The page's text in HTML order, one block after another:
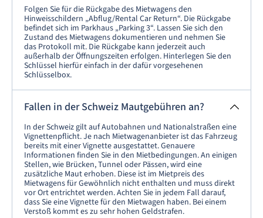
Folgen Sie für die Rückgabe des Mietwagens den
Hinweisschildern „Abflug/Rental Car Return“. Die Rückgabe
befindet sich im Parkhaus „Parking 3“. Lassen Sie sich den
Zustand des Mietwagens dokumentieren und nehmen Sie
das Protokoll mit. Die Rückgabe kann jederzeit auch
außerhalb der Öffnungszeiten erfolgen. Hinterlegen Sie den
Schlüssel hierfür einfach in der dafür vorgesehenen
Schlüsselbox.
Fallen in der Schweiz Mautgebühren an?
In der Schweiz gilt auf Autobahnen und Nationalstraßen eine
Vignettenpflicht. Je nach Mietwagenanbieter ist das Fahrzeug
bereits mit einer Vignette ausgestattet. Genauere
Informationen finden Sie in den Mietbedingungen. An einigen
Stellen, wie Brücken, Tunnel oder Pässen, wird eine
zusätzliche Maut erhoben. Diese ist im Mietpreis des
Mietwagens für Gewöhnlich nicht enthalten und muss direkt
vor Ort entrichtet werden. Achten Sie in jedem Fall darauf,
dass Sie eine Vignette für den Mietwagen haben. Bei einem
Verstoß kommt es zu sehr hohen Geldstrafen.